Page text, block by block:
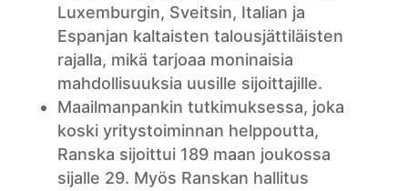
Luxemburgin, Sveitsin, Italian ja
Espanjan kaltaisten talousjättiläisten
rajalla, mikä tarjoaa moninaisia
mahdollisuuksia uusille sijoittajille.
Maailmanpankin tutkimuksessa, joka
koski yritystoiminnan helppoutta,
Ranska sijoittui 189 maan joukossa
sijalle 29. Myös Ranskan hallitus